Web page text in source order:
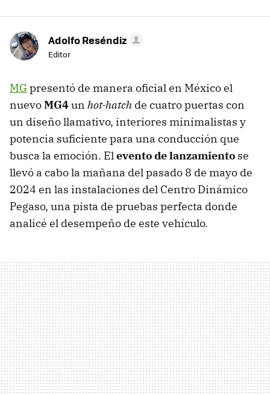
Adolfo Reséndiz
Editor
MGpresentó de manera oficial en México el
nuevoMG4un hot-hatch de cuatro puertas con
un diseño llamativo, interiores minimalistas y
potencia suficiente para una conducción que
busca la emoción. Elevento de lanzamiento se
llevó a cabo la mañana del pasado 8 de mayo de
2024 en las instalaciones del Centro Dinámico
Pegaso, una pista de pruebas perfecta donde
analicé el desempeño de este vehículo.